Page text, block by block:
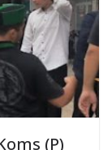
(P)